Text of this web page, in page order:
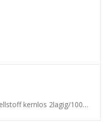
2lagig/1000 Blatt - 36x 105 Meter